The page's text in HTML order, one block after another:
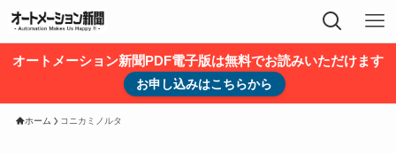
オートメーション新聞PDF電子版は無料でお読みいただけます
お申し込みはこちらから
ホーム コニカミノルタ